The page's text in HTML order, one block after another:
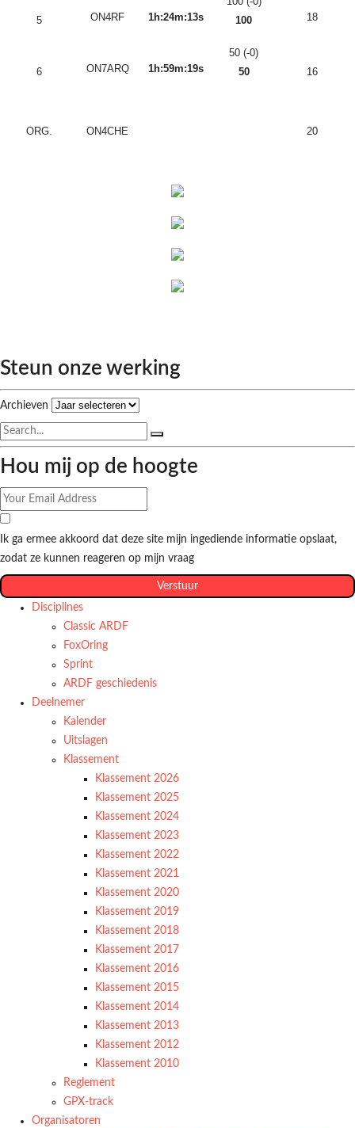
ON4RF 1h:24m:13s
18
5 100
ON7ARQ 1h:59m:19s
50 (-0)
6
50 16
ORG. ON4CHE 20
Steun onze werking
Archieven
Hou mij op de hoogte
Ik ga ermee akkoord dat deze site mijn ingediende informatie opslaat,
zodat ze kunnen reageren op mijn vraag
Verstuur
Disciplines
Classic ARDF
FoxOring
Sprint
ARDF geschiedenis
Deelnemer
Kalender
Uitslagen
Klassement
Klassement 2026
Klassement 2025
Klassement 2024
Klassement 2023
Klassement 2022
Klassement 2021
Klassement 2020
Klassement 2019
Klassement 2018
Klassement 2017
Klassement 2016
Klassement 2015
Klassement 2014
Klassement 2013
Klassement 2012
Klassement 2010
Reglement
GPX-track
Organisatoren